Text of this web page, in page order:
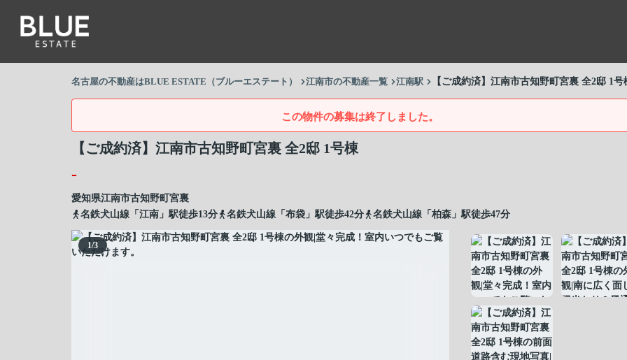
名古屋の不動産はBLUE ESTATE（ブルーエステート） 江南市の不動産一覧 江南駅 【ご成約済】江南市古知野町宮裏 全2邸 1号
この物件の募集は終了しました。
【ご成約済】江南市古知野町宮裏 全2邸 1号棟
-
愛知県江南市古知野町宮裏
名鉄犬山線「江南」駅徒歩13分
名鉄犬山線「布袋」駅徒歩42分 名鉄犬山線「柏森」駅徒歩47分
1/3